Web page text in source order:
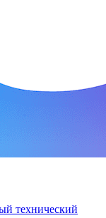
технический